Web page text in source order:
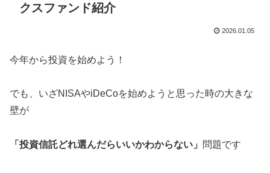
クスファンド紹介
2026.01.05
今年から投資を始めよう！
でも、いざNISAやiDeCoを始めようと思った時の大きな
壁が
「投資信託どれ選んだらいいかわからない」 問題です